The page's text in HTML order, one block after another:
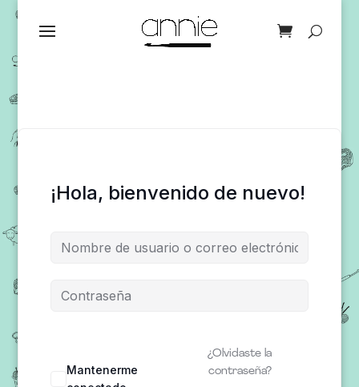
¡Hola, bienvenido de nuevo!
Mantenerme
¿Olvidaste la
contraseña?